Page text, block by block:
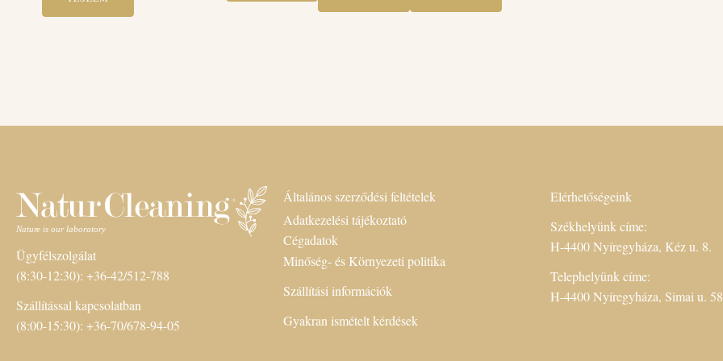
Ügyfélszolgálat
(8:30-12:30): +36-42/512-788
Szállítással kapcsolatban
(8:00-15:30): +36-70/678-94-05
Általános szerződési feltételek
Adatkezelési tájékoztató
Cégadatok
Minőség- és Környezeti politika
Szállítási információk
Gyakran ismételt kérdések
Elérhetőségeink
Székhelyünk címe:
H-4400 Nyíregyháza, Kéz u. 8.
Telephelyünk címe:
H-4400 Nyíregyháza, Simai u.